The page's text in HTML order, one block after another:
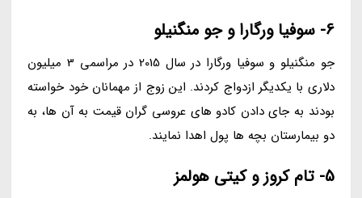
6- سوفیا ورگارا و جو منگنیلو
جو منگنیلو و سوفیا ورگارا در سال 2015 در مراسمی 3 میلیون
دلاری با یکدیگر ازدواج کردند. این زوج از مهمانان خود خواسته
بودند به جای دادن کادو های عروسی گران قیمت به آن ها، به
دو بیمارستان بچه ها پول اهدا نمایند.
5- تام کروز و کیتی هولمز